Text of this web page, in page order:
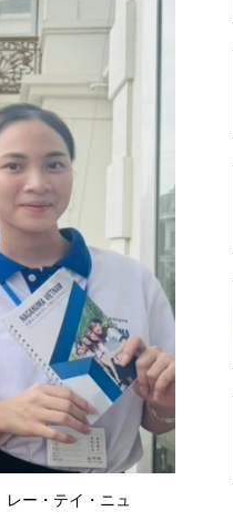
ー・テイ・ニュ